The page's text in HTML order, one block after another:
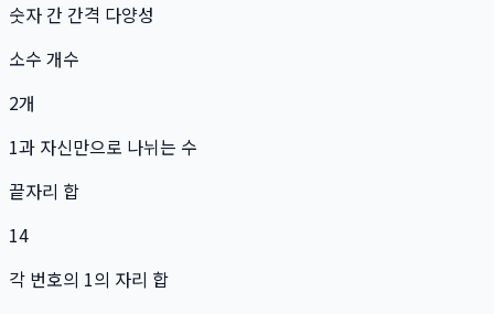
숫자 간 간격 다양성
소수 개수
2개
1과 자신만으로 나뉘는 수
끝자리 합
14
각 번호의 1의 자리 합